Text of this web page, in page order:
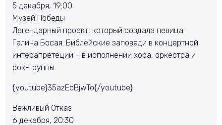
5 декабря, 19:00
Музей Победы
Легендарный проект, который создала певица
Галина Босая. Библейские заповеди в концертной
интерапретеции – в исполнении хора, оркестра и
рок-группы.
{youtube}35azEbBjwTo{/youtube}
Вежливый Отказ
6 декабря, 20:30